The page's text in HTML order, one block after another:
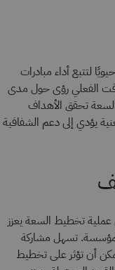
لتتبع أداء مبادرات
الفعلي رؤى حول مدى
السعة تحقق الأهداف
يؤدي إلى دعم الشفافية
عملية تخطيط السعة يعزز
تسهل مشاركة
أن تؤثر على تخطيط